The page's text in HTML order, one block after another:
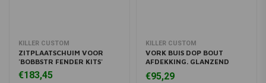
KILLER CUSTOM
ZITPLAATSCHUIM VOOR
'BOBBSTR FENDER KITS'
€183,45
KILLER CUSTOM
VORK BUIS DOP BOUT
AFDEKKING. GLANZEND
ZWART
€95,29